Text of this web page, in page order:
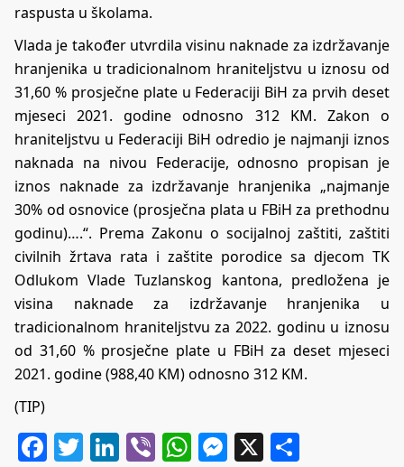
raspusta u školama.
Vlada je također utvrdila visinu naknade za izdržavanje
hranjenika u tradicionalnom hraniteljstvu u iznosu od
31,60 % prosječne plate u Federaciji BiH za prvih deset
mjeseci 2021. godine odnosno 312 KM. Zakon o
hraniteljstvu u Federaciji BiH odredio je najmanji iznos
naknada na nivou Federacije, odnosno propisan je
iznos naknade za izdržavanje hranjenika „najmanje
30% od osnovice (prosječna plata u FBiH za prethodnu
godinu)….“. Prema Zakonu o socijalnoj zaštiti, zaštiti
civilnih žrtava rata i zaštite porodice sa djecom TK
Odlukom Vlade Tuzlanskog kantona, predložena je
visina naknade za izdržavanje hranjenika u
tradicionalnom hraniteljstvu za 2022. godinu u iznosu
od 31,60 % prosječne plate u FBiH za deset mjeseci
2021. godine (988,40 KM) odnosno 312 KM.
(TIP)
Facebook
Twitter
LinkedIn
ViberWhatsApp
Messenger
X